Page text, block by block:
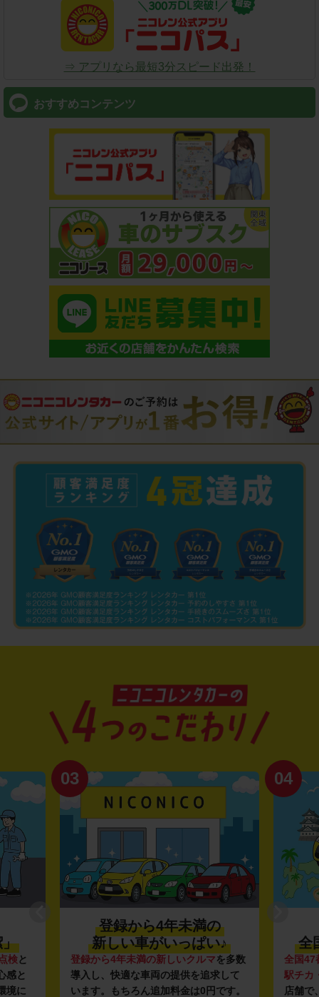
⇒ アプリなら最短3分スピード出発！
おすすめコンテンツ
」
検と
感と
境に
03
登録から4年未満の
新しい車がいっぱい♪
登録から4年未満の新しいクルマを多数
導入し、快適な車両の提供を追求して
います。もちろん追加料金は0円です。
04
全
全国47
駅チカ
店舗で